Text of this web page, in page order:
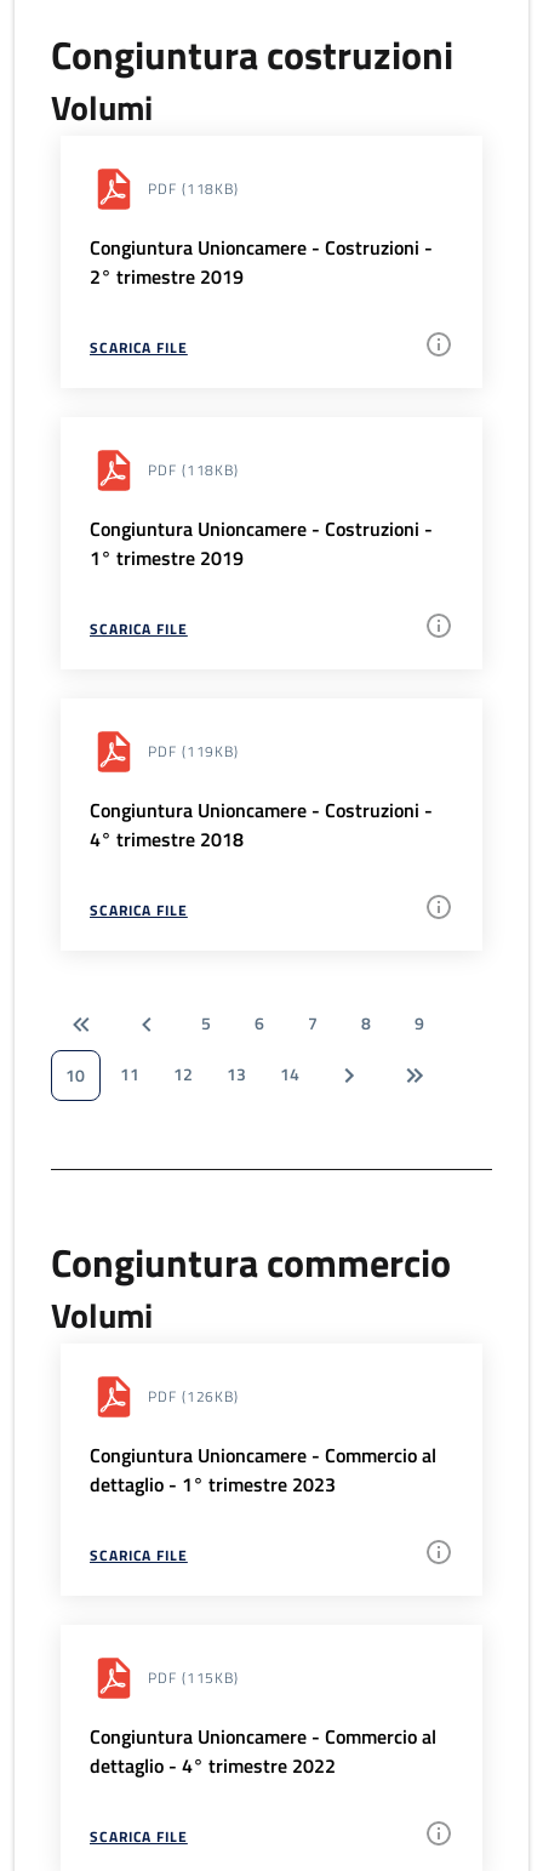
Congiuntura costruzioni
Volumi
PDF (118KB)
Congiuntura Unioncamere - Costruzioni -
2° trimestre 2019
SCARICA FILE
PDF (118KB)
Congiuntura Unioncamere - Costruzioni -
1° trimestre 2019
SCARICA FILE
PDF (119KB)
Congiuntura Unioncamere - Costruzioni -
4° trimestre 2018
SCARICA FILE
5 6 7 8
9
10
11 12 13 14
Congiuntura commercio
Volumi
PDF (126KB)
Congiuntura Unioncamere - Commercio al
dettaglio - 1° trimestre 2023
SCARICA FILE
PDF (115KB)
Congiuntura Unioncamere - Commercio al
dettaglio - 4° trimestre 2022
SCARICA FILE